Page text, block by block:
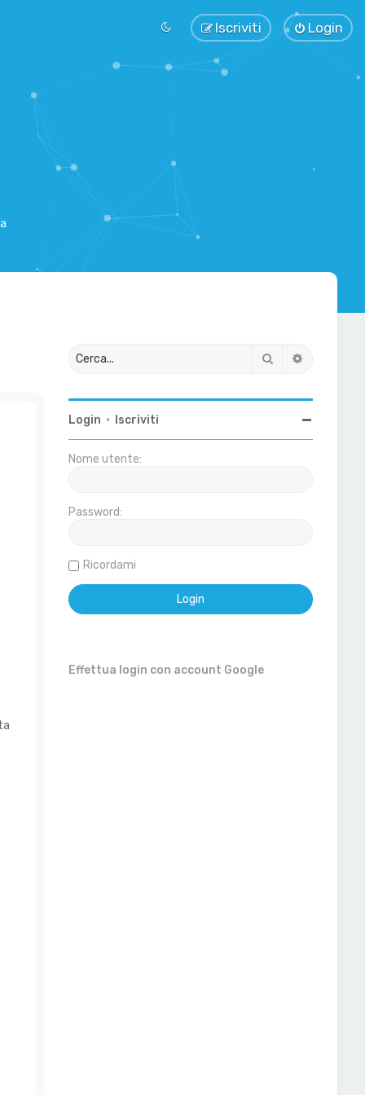
Login
Iscriviti
Cerca
Login • Iscriviti
Nome utente:
Password:
Ricordami
Effettua login con account Google